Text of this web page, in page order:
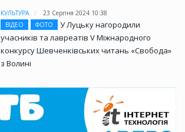
КУЛЬТУРА
23 Серпня 2024 10:38
ВІДЕО
ФОТО
У Луцьку нагородили
учасників та лавреатів V Міжнародного
конкурсу Шевченківських читань «Свобода»
з Волині